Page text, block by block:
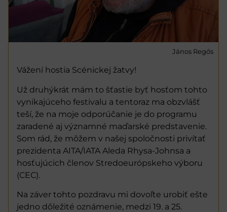
János Regős
Vážení hostia Scénickej žatvy!
Už druhýkrát mám to šťastie byť hosťom tohto
vynikajúceho festivalu a tentoraz ma obzvlášť
teší, že na moje odporúčanie je do programu
zaradené aj významné maďarské predstavenie.
Som rád, že môžem v našej spoločnosti privítať
prezidenta AITA/IATA Aleda Rhysa-Johnsa a
hosťujúcich členov Stredoeurópskeho výboru
(CEC).
Na záver tohto pozdravu mi dovoľte urobiť ešte
jedno dôležité oznámenie, medzi 19. a 25.